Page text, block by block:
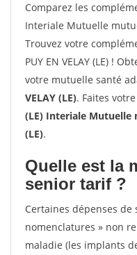
Comparez les
Interiale Mutuelle
Trouvez votre
PUY EN VELAY (LE) !
votre mutuelle santé
VELAY (LE). Faites
(LE) Interiale Mutuelle
(LE).
Quelle est la
senior tarif ?
Certaines dépenses de
nomenclatures » non
maladie (les implants